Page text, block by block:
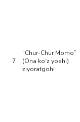
7
“Chur-Chur Momo”
(Ona ko‘z yoshi)
ziyoratgohi